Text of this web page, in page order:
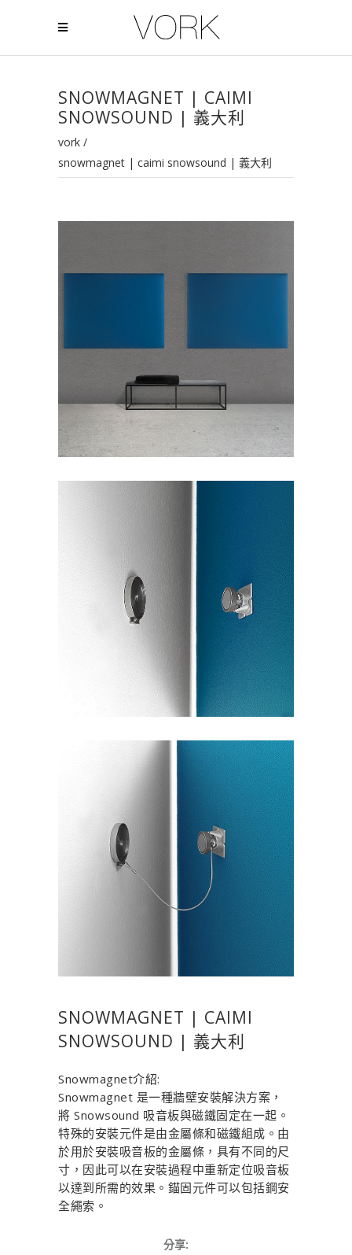
SNOWMAGNET | CAIMI
SNOWSOUND | 義大利
vork /
snowmagnet | caimi snowsound | 義大利
SNOWMAGNET | CAIMI
SNOWSOUND | 義大利
Snowmagnet介紹:
Snowmagnet 是一種牆壁安裝解決方案，
將 Snowsound 吸音板與磁鐵固定在一起。
特殊的安裝元件是由金屬條和磁鐵組成。由
於用於安裝吸音板的金屬條，具有不同的尺
寸，因此可以在安裝過程中重新定位吸音板
以達到所需的效果。錨固元件可以包括鋼安
全繩索。
分享: